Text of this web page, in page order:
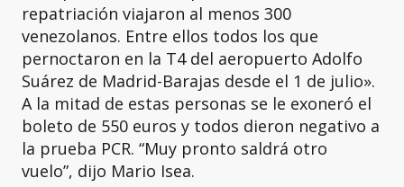
repatriación viajaron al menos 300
venezolanos. Entre ellos todos los que
pernoctaron en la T4 del aeropuerto Adolfo
Suárez de Madrid-Barajas desde el 1 de julio».
A la mitad de estas personas se le exoneró el
boleto de 550 euros y todos dieron negativo a
la prueba PCR. “Muy pronto saldrá otro
vuelo”, dijo Mario Isea.